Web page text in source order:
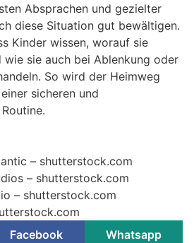
Absprachen und gezielter
diese Situation gut bewältigen.
Kinder wissen, worauf sie
wie sie auch bei Ablenkung oder
So wird der Heimweg
sicheren und
– shutterstock.com
– shutterstock.com
– shutterstock.com
Facebook Whatsapp